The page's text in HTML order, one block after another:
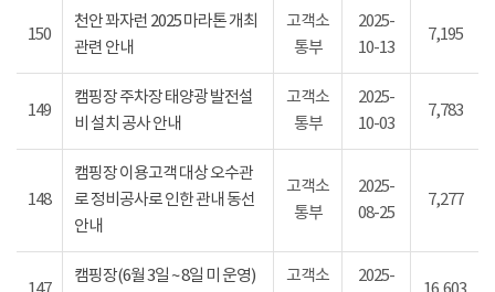
150
천안 꽈자런 2025 마라톤 개최
관련 안내
고객소
통부
2025-
10-13
7,195
149
캠핑장 주차장 태양광 발전설
비 설치 공사 안내
고객소
통부
2025-
10-03
7,783
148
캠핑장 이용고객 대상 오수관
로 정비공사로 인한 관내 동선
안내
고객소
통부
2025-
08-25
7,277
캠핑장(6월 3일 ~ 8일 미 운영)
고객소
2025-